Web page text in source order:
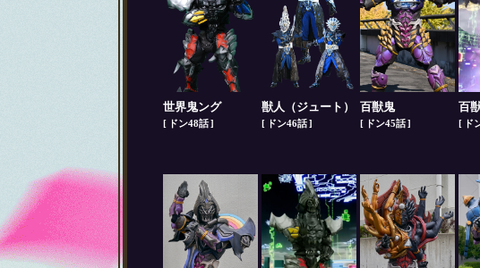
世界鬼ング
ドン48話
獣人（ジュート）
ドン46話
百獣鬼
ドン45話
百
ド